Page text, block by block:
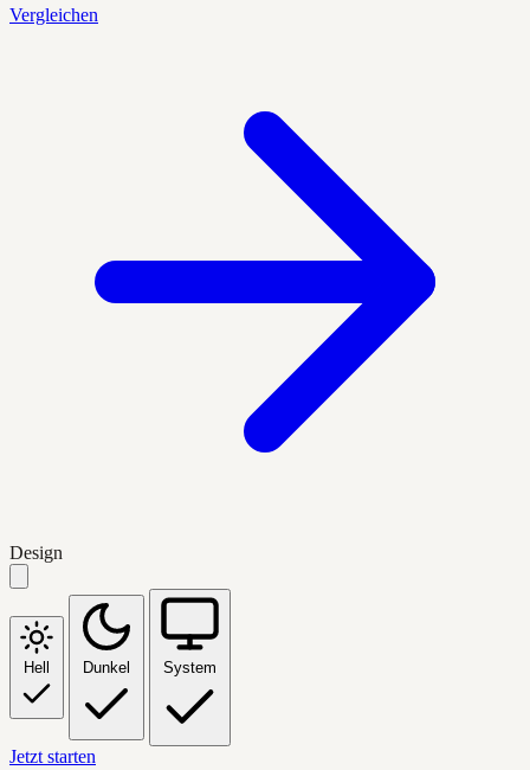
Vergleichen
Design
Hell Dunkel System
Jetzt starten